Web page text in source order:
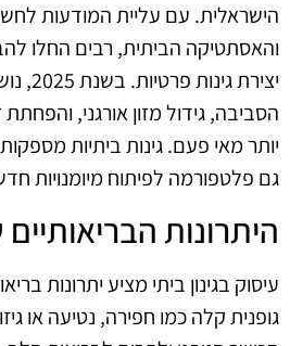
הישראלית. עם עליית המודעות
והאסתטיקה הביתית, רבים החלו
יצירת
הסביבה, גידול מזון אורגני, והפחתת
יותר מאי פעם. גינות ביתיות
גם פלטפורמה לפיתוח מיומנויות
היתרונות הבריאותיים
עיסוק בגינון ביתי מציע יתרונות
גופנית קלה כמו חפירה, נטיעה או